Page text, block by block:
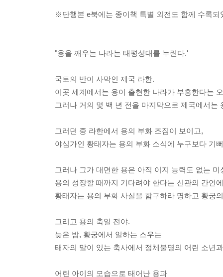
※단행본 e북에는 종이책 특별 외전도 함께 수록
"용을 깨우는 나라는 태평성대를 누린다.'
국토의 반이 사막인 제국 라한.
이곳 세계에서는 용이 출현한 나라가 부흥한다는
그러나 거의 몇 백 년 전을 마지막으로 제국에서는
그러던 중 라한에서 용의 부화 조짐이 보이고,
야심가인 황태자는 용의 부화 소식에 누구보다 기
그러나 그가 대면한 용은 아직 이지 능력도 없는
용의 성장할 때까지 기다려야 한다는 신관의 간언에
황태자는 용의 부화 사실을 함구하라 명하고 황궁
그리고 용의 축일 전야.
늦은 밤, 황궁에서 일하는 스우는
태자의 말이 있는 축사에서 정체불명의 어린 소년
어린 아이의 모습으로 태어난 용과